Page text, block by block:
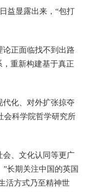
益显露出来，“包打
正面临找不到出路
重新构建基于真正
化、对外扩张掠夺
会科学院哲学研究所
会、文化认同等更广
长期关注中国的英国
活方式乃至精神世